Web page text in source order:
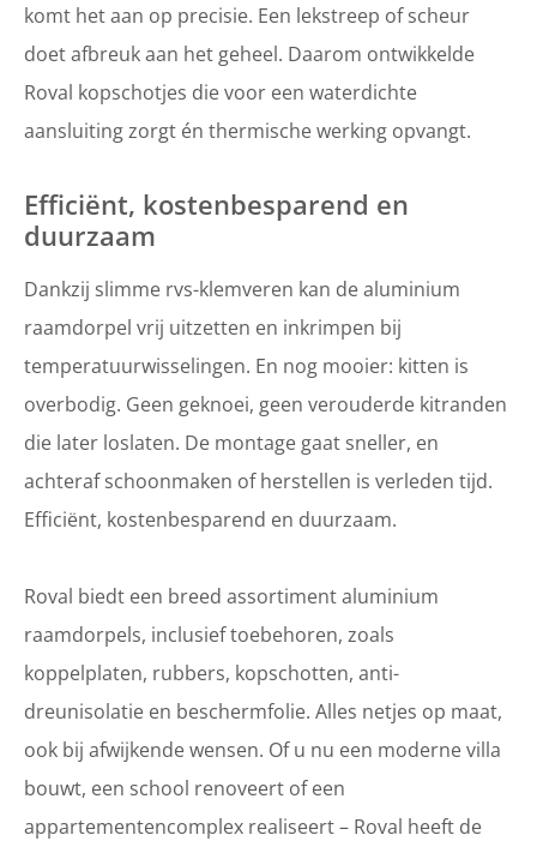
komt het aan op precisie. Een lekstreep of scheur
doet afbreuk aan het geheel. Daarom ontwikkelde
Roval kopschotjes die voor een waterdichte
aansluiting zorgt én thermische werking opvangt.
Efficiënt, kostenbesparend en
duurzaam
Dankzij slimme rvs-klemveren kan de aluminium
raamdorpel vrij uitzetten en inkrimpen bij
temperatuurwisselingen. En nog mooier: kitten is
overbodig. Geen geknoei, geen verouderde kitranden
die later loslaten. De montage gaat sneller, en
achteraf schoonmaken of herstellen is verleden tijd.
Efficiënt, kostenbesparend en duurzaam.
Roval biedt een breed assortiment aluminium
raamdorpels, inclusief toebehoren, zoals
koppelplaten, rubbers, kopschotten, anti-
dreunisolatie en beschermfolie. Alles netjes op maat,
ook bij afwijkende wensen. Of u nu een moderne villa
bouwt, een school renoveert of een
appartementencomplex realiseert – Roval heeft de